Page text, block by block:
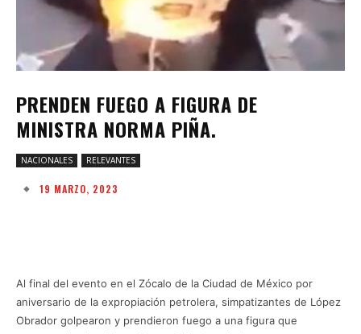
PRENDEN FUEGO A FIGURA DE
MINISTRA NORMA PIÑA.
NACIONALES RELEVANTES
19 MARZO, 2023
Al final del evento en el Zócalo de la Ciudad de México por
aniversario de la expropiación petrolera, simpatizantes de López
Obrador golpearon y prendieron fuego a una figura que